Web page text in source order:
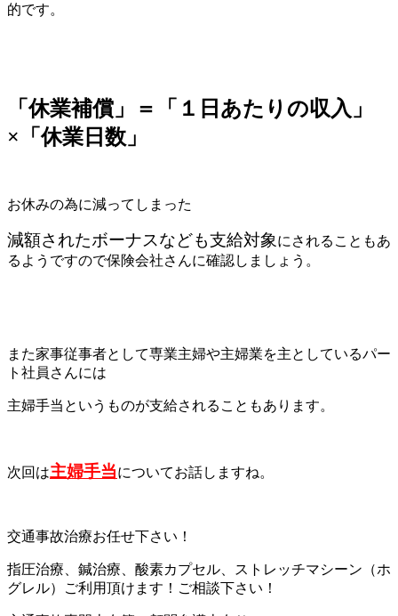
的です。
「休業補償」＝「１日あたりの収入」
×「休業日数」
お休みの為に減ってしまった
減額されたボーナスなども支給対象 にされることもあ
るようですので保険会社さんに確認しましょう。
また家事従事者として専業主婦や主婦業を主としているパー
ト社員さんには
主婦手当というものが支給されることもあります。
次回は主婦手当についてお話しますね。
交通事故治療お任せ下さい！
指圧治療、鍼治療、酸素カプセル、ストレッチマシーン（ホ
グレル）ご利用頂けます！ご相談下さい！